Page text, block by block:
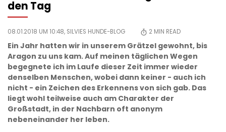
den Tag
08.01.2018 UM 10:48, SILVIES HUNDE-BLOG 2 MIN READ
Ein Jahr hatten wir in unserem Grätzel gewohnt, bis
Aragon zu uns kam. Auf meinen täglichen Wegen
begegnete ich im Laufe dieser Zeit immer wieder
denselben Menschen, wobei dann keiner - auch ich
nicht - ein Zeichen des Erkennens von sich gab. Das
liegt wohl teilweise auch am Charakter der
Großstadt, in der Nachbarn oft anonym
nebeneinander her leben.